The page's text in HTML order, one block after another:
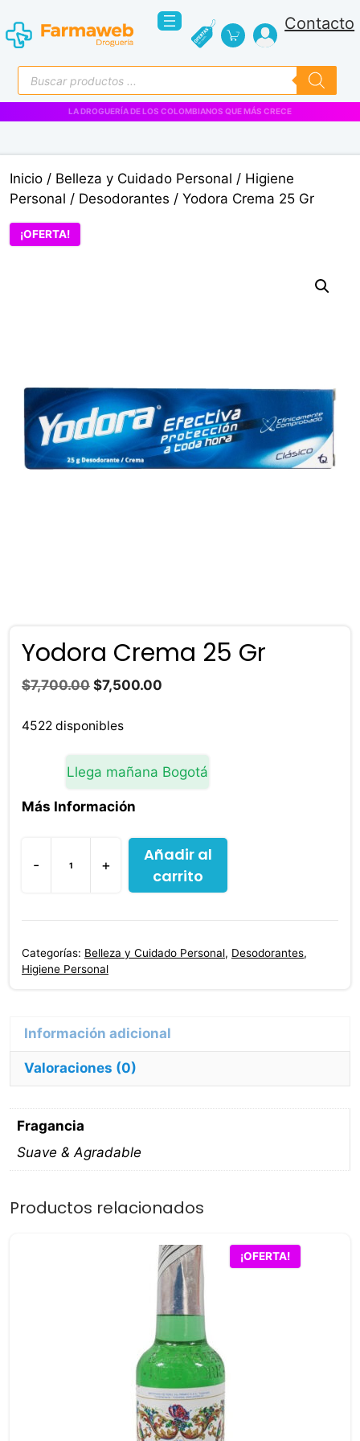
al
contenido
Contacto
Búsqueda
de
productos
VENTAS EMPRESARIALES
Inicio / Belleza y Cuidado Personal / Higiene
Personal / Desodorantes / Yodora Crema 25 Gr
¡OFERTA!
Yodora Crema 25 Gr
$7,700.00 El
original
$7,700.00.
$7,500.00
$7,500.00.
4522 disponibles
Llega mañana Bogotá
Más Información
-
Yodora
Crema
25
cantidad
+
Añadir al
carrito
Categorías: Belleza y Cuidado Personal, Desodorantes,
Higiene Personal
Valoraciones (0)
Fragancia
Suave & Agradable
Productos relacionados
¡OFERTA!